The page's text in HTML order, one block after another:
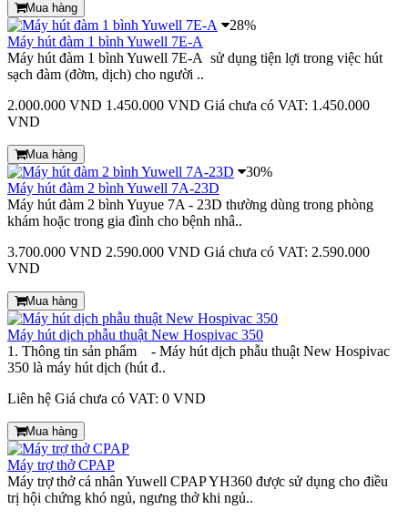
Mua hàng
28%
Máy hút đàm 1 bình Yuwell 7E-A
Máy hút đàm 1 bình Yuwell 7E-A sử dụng tiện lợi trong việc hút
sạch đàm (đờm, dịch) cho người ..
2.000.000 VND 1.450.000 VND Giá chưa có VAT: 1.450.000
VND
Mua hàng
30%
Máy hút đàm 2 bình Yuwell 7A-23D
Máy hút đàm 2 bình Yuyue 7A - 23D thường dùng trong phòng
khám hoặc trong gia đình cho bệnh nhâ..
3.700.000 VND 2.590.000 VND Giá chưa có VAT: 2.590.000
VND
Mua hàng
Máy hút dịch phẫu thuật New Hospivac 350
1. Thông tin sản phẩm - Máy hút dịch phẫu thuật New Hospivac
350 là máy hút dịch (hút đ..
Liên hệ Giá chưa có VAT: 0 VND
Mua hàng
Máy trợ thở CPAP
Máy trợ thở cá nhân Yuwell CPAP YH360 được sử dụng cho điều
trị hội chứng khó ngủ, ngưng thở khi ngủ..